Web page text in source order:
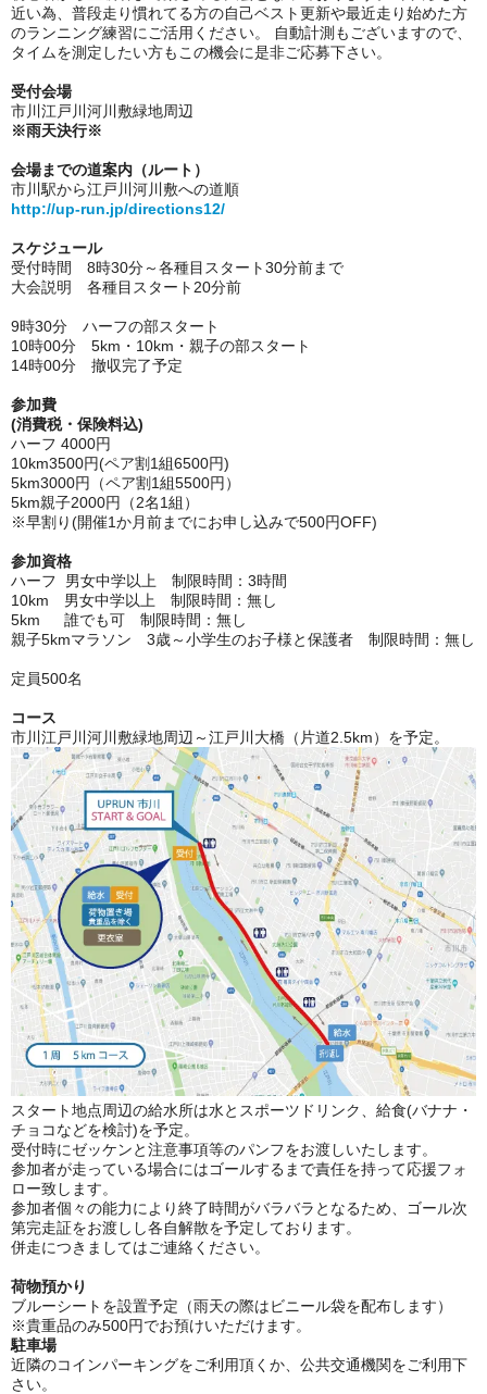
近い為、普段走り慣れてる方の自己ベスト更新や最近走り始めた方
のランニング練習にご活用ください。 自動計測もございますので、
タイムを測定したい方もこの機会に是非ご応募下さい。
受付会場
市川江戸川河川敷緑地周辺
※雨天決行※
会場までの道案内（ルート）
市川駅から江戸川河川敷への道順
http://up-run.jp/directions12/
スケジュール
受付時間 8時30分～各種目スタート30分前まで
大会説明 各種目スタート20分前
9時30分 ハーフの部スタート
10時00分 5km・10km・親子の部スタート
14時00分 撤収完了予定
参加費
(消費税・保険料込)
ハーフ 4000円
10km3500円(ペア割1組6500円)
5km3000円（ペア割1組5500円）
5km親子2000円（2名1組）
※早割り(開催1か月前までにお申し込みで500円OFF)
参加資格
ハーフ 男女中学以上 制限時間：3時間
10km 男女中学以上 制限時間：無し
5km 誰でも可 制限時間：無し
親子5kmマラソン 3歳～小学生のお子様と保護者 制限時間：無し
定員500名
コース
市川江戸川河川敷緑地周辺～江戸川大橋（片道2.5km）を予定。
スタート地点周辺の給水所は水とスポーツドリンク、 給食(バナナ・
チョコなどを検討)を予定。
受付時にゼッケンと注意事項等のパンフをお渡しいたします。
参加者が走っている場合にはゴールするまで責任を持って応援フォ
ロー致します。
参加者個々の能力により終了時間がバラバラとなるため、
ゴール次
第完走証をお渡しし各自解散を予定しております。
併走につきましてはご連絡ください。
荷物預かり
ブルーシートを設置予定（雨天の際はビニール袋を配布します）
※貴重品のみ500円でお預けいただけます。
駐車場
近隣のコインパーキングをご利用頂くか、公共交通機関をご利用下
さい。